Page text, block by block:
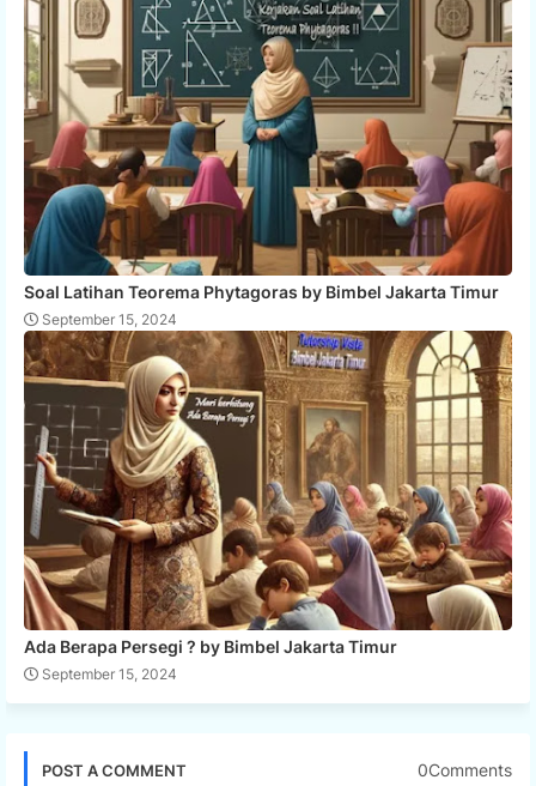
Soal Latihan Teorema Phytagoras by Bimbel Jakarta Timur
September 15, 2024
Ada Berapa Persegi ? by Bimbel Jakarta Timur
September 15, 2024
POST A COMMENT 0Comments